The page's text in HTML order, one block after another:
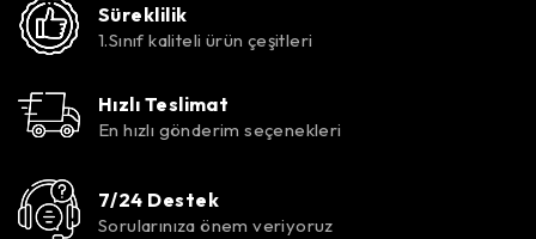
Süreklilik
1.Sınıf kaliteli ürün çeşitleri
Hızlı Teslimat
En hızlı gönderim seçenekleri
7/24 Destek
Sorularınıza önem veriyoruz